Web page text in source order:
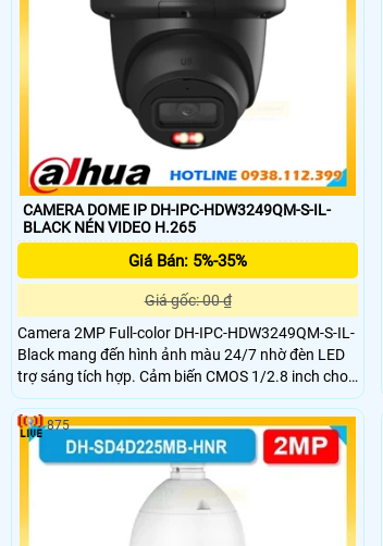
CAMERA DOME IP DH-IPC-HDW3249QM-S-IL-
BLACK NÉN VIDEO H.265
Giá Bán: 5%-35%
Giá gốc: 00 ₫
Camera 2MP Full-color DH-IPC-HDW3249QM-S-IL-
Black mang đến hình ảnh màu 24/7 nhờ đèn LED
trợ sáng tích hợp. Cảm biến CMOS 1/2.8 inch cho
độ nét ổn định kết hợp chuẩn nén H.265+ giúp tiết
kiệm dung lượng. Ống kính 3.6mm quan sát rộng
hỗ trợ giám sát liên tục cả ngày lẫn đêm với hiệu
quả cao.
875